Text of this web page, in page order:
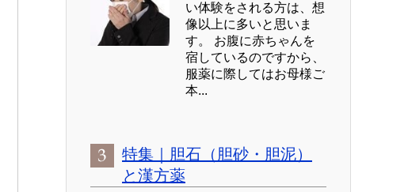
い体験をされる方は、想
像以上に多いと思いま
す。 お腹に赤ちゃんを
宿しているのですから、
服薬に際してはお母様ご
本...
特集｜胆石（胆砂・胆泥）
と漢方薬